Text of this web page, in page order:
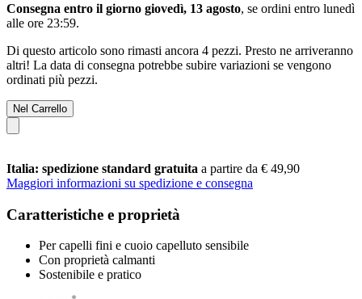
Consegna entro il giorno giovedì, 13 agosto, se ordini entro lunedì
alle ore 23:59.
Di questo articolo sono rimasti ancora 4 pezzi. Presto ne arriveranno
altri! La data di consegna potrebbe subire variazioni se vengono
ordinati più pezzi.
Nel Carrello
Italia: spedizione standard gratuita a partire da € 49,90
Maggiori informazioni su spedizione e consegna
Caratteristiche e proprietà
Per capelli fini e cuoio capelluto sensibile
Con proprietà calmanti
Sostenibile e pratico